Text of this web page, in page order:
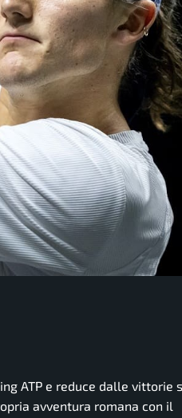
ATP e reduce dalle vittorie
avventura romana con il